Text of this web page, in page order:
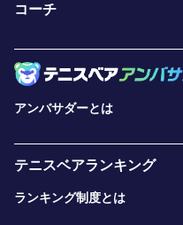
コーチ
アンバサダーとは
テニスベアランキング
ランキング制度とは